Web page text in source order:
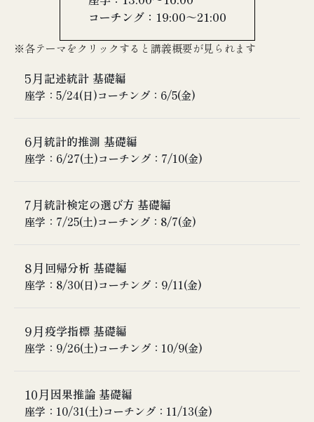
コーチング：19:00～21:00
※各テーマをクリックすると講義概要が見られます
5月記述統計 基礎編
座学：5/24(日)コーチング：6/5(金)
講義概要
① データセットの作り方
④ Z値、偏差値
⑤ 幾何平均と対数変換
6月統計的推測 基礎編
座学：6/27(土)コーチング：7/10(金)
講義概要
① 帰無仮説
④ 信頼区間
⑤ 標準誤差
7月統計検定の選び方 基礎編
座学：7/25(土)コーチング：8/7(金)
講義概要
① 検定の選び方
④ 対応のあるT検定
⑤ Wilcoxon符号付順位和検定
⑧ 症例数計算
8月 回帰分析 基礎編
座学：8/30(日)コーチング：9/11(金)
講義概要
① ピアソン、スピアマンの相関
④ 線形回帰で１元配置分散分析を行う
⑤ 線形回帰で2元配置分散分析を行う
9月疫学指標 基礎編
座学：9/26(土)コーチング：10/9(金)
講義概要
① イベントリスクについて
10月因果推論 基礎編
座学：10/31(土)コーチング：11/13(金)